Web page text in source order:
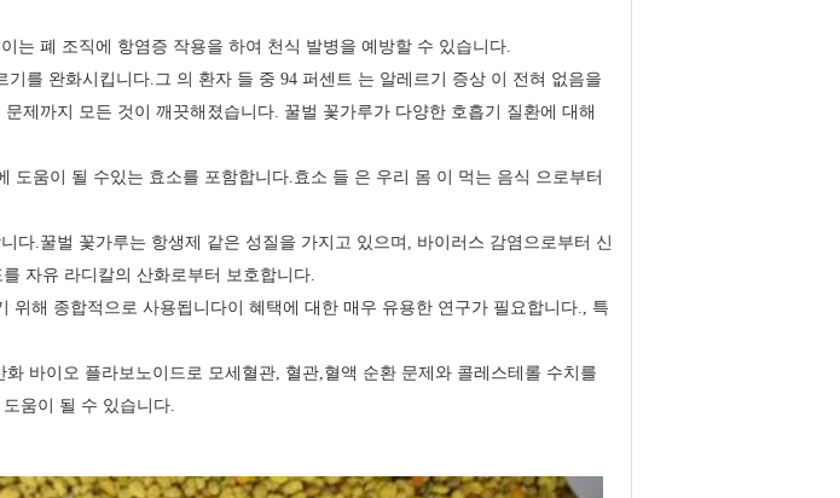
는 폐 조직에 항염증 작용을 하여 천식 발병을 예방할 수 있습니다.
를 완화시킵니다.그 의 환자 들 중 94 퍼센트 는 알레르기 증상 이 전혀 없음을
제까지 모든 것이 깨끗해졌습니다. 꿀벌 꽃가루가 다양한 호흡기 질환에 대해
움이 될 수있는 효소를 포함합니다.효소 들 은 우리 몸 이 먹는 음식 으로부터
다.꿀벌 꽃가루는 항생제 같은 성질을 가지고 있으며, 바이러스 감염으로부터 신
자유 라디칼의 산화로부터 보호합니다.
해 종합적으로 사용됩니다이 혜택에 대한 매우 유용한 연구가 필요합니다., 특
바이오 플라보노이드로 모세혈관, 혈관,혈액 순환 문제와 콜레스테롤 수치를
움이 될 수 있습니다.